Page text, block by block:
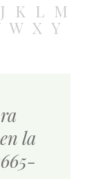
J K L M
W X Y
la